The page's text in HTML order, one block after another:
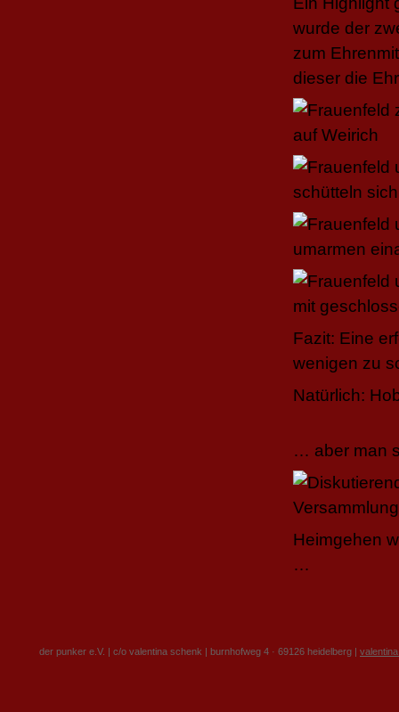
wurde der
zum
dieser die
Fazit: Eine
wenigen zu
Natürlich:
… aber man
Heimgehen
…
der punker e.V. | c/o valentina schenk | burnhofweg 4 · 69126 heidelberg |